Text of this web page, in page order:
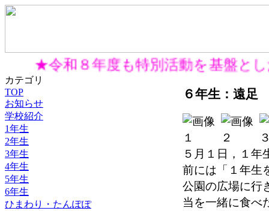
★令和８年度も特別活動を基盤と
カテゴリ
TOP
お知らせ
学校紹介
1年生
2年生
3年生
4年生
5年生
6年生
ひまわり・たんぽぽ
６年生：遠足
５月１日，１年
前には「１年生
公園の広場に行
当を一緒に食べ